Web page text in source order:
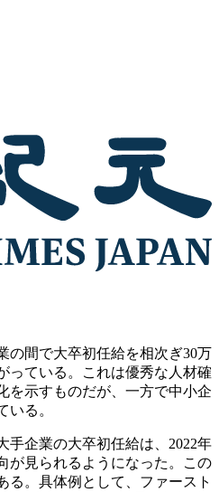
の間で大卒初任給を相次ぎ30万
っている。これは優秀な人材確
を示すものだが、一方で中小企
いる。
手企業の大卒初任給は、2022年
が見られるようになった。この
る。具体例として、ファースト